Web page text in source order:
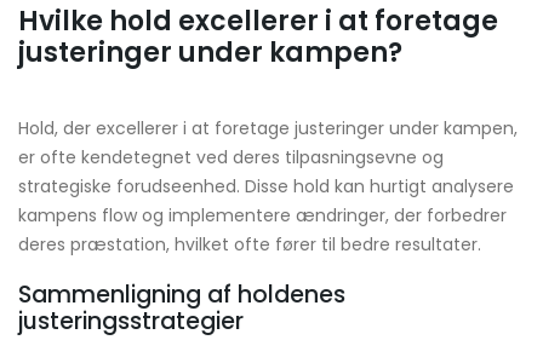
Hvilke hold excellerer i at foretage
justeringer under kampen?
Hold, der excellerer i at foretage justeringer under kampen,
er ofte kendetegnet ved deres tilpasningsevne og
strategiske forudseenhed. Disse hold kan hurtigt analysere
kampens flow og implementere ændringer, der forbedrer
deres præstation, hvilket ofte fører til bedre resultater.
Sammenligning af holdenes
justeringsstrategier